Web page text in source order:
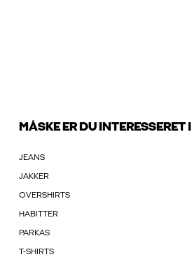
MÅSKE ER DU INTERESSERET I
JEANS
JAKKER
OVERSHIRTS
HABITTER
PARKAS
T-SHIRTS